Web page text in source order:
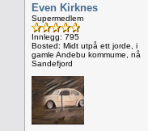
Even Kirknes
Supermedlem
Innlegg: 795
Bosted: Midt utpå ett jorde, i
gamle Andebu kommume, nå
Sandefjord